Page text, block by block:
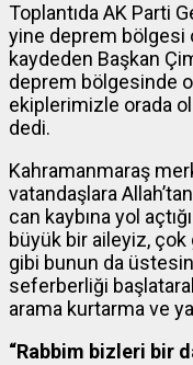
Toplantıda AK Parti
yine deprem bölgesi
kaydeden Başkan
deprem bölgesinde
ekiplerimizle orada
dedi.
Kahramanmaraş
vatandaşlara
can kaybına yol
büyük bir aileyiz,
gibi bunun da
seferberliği
arama kurtarma ve
“Rabbim bizleri bir